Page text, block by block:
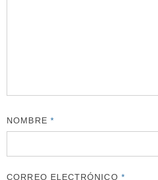
NOMBRE *
CORREO ELECTRÓNICO *